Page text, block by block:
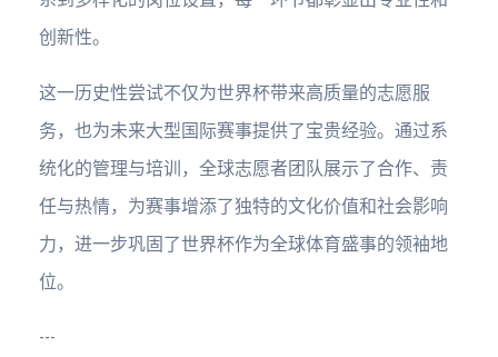
创新性。
这一历史性尝试不仅为世界杯带来高质量的志愿服
务，也为未来大型国际赛事提供了宝贵经验。通过系
统化的管理与培训，全球志愿者团队展示了合作、责
任与热情，为赛事增添了独特的文化价值和社会影响
力，进一步巩固了世界杯作为全球体育盛事的领袖地
位。
---